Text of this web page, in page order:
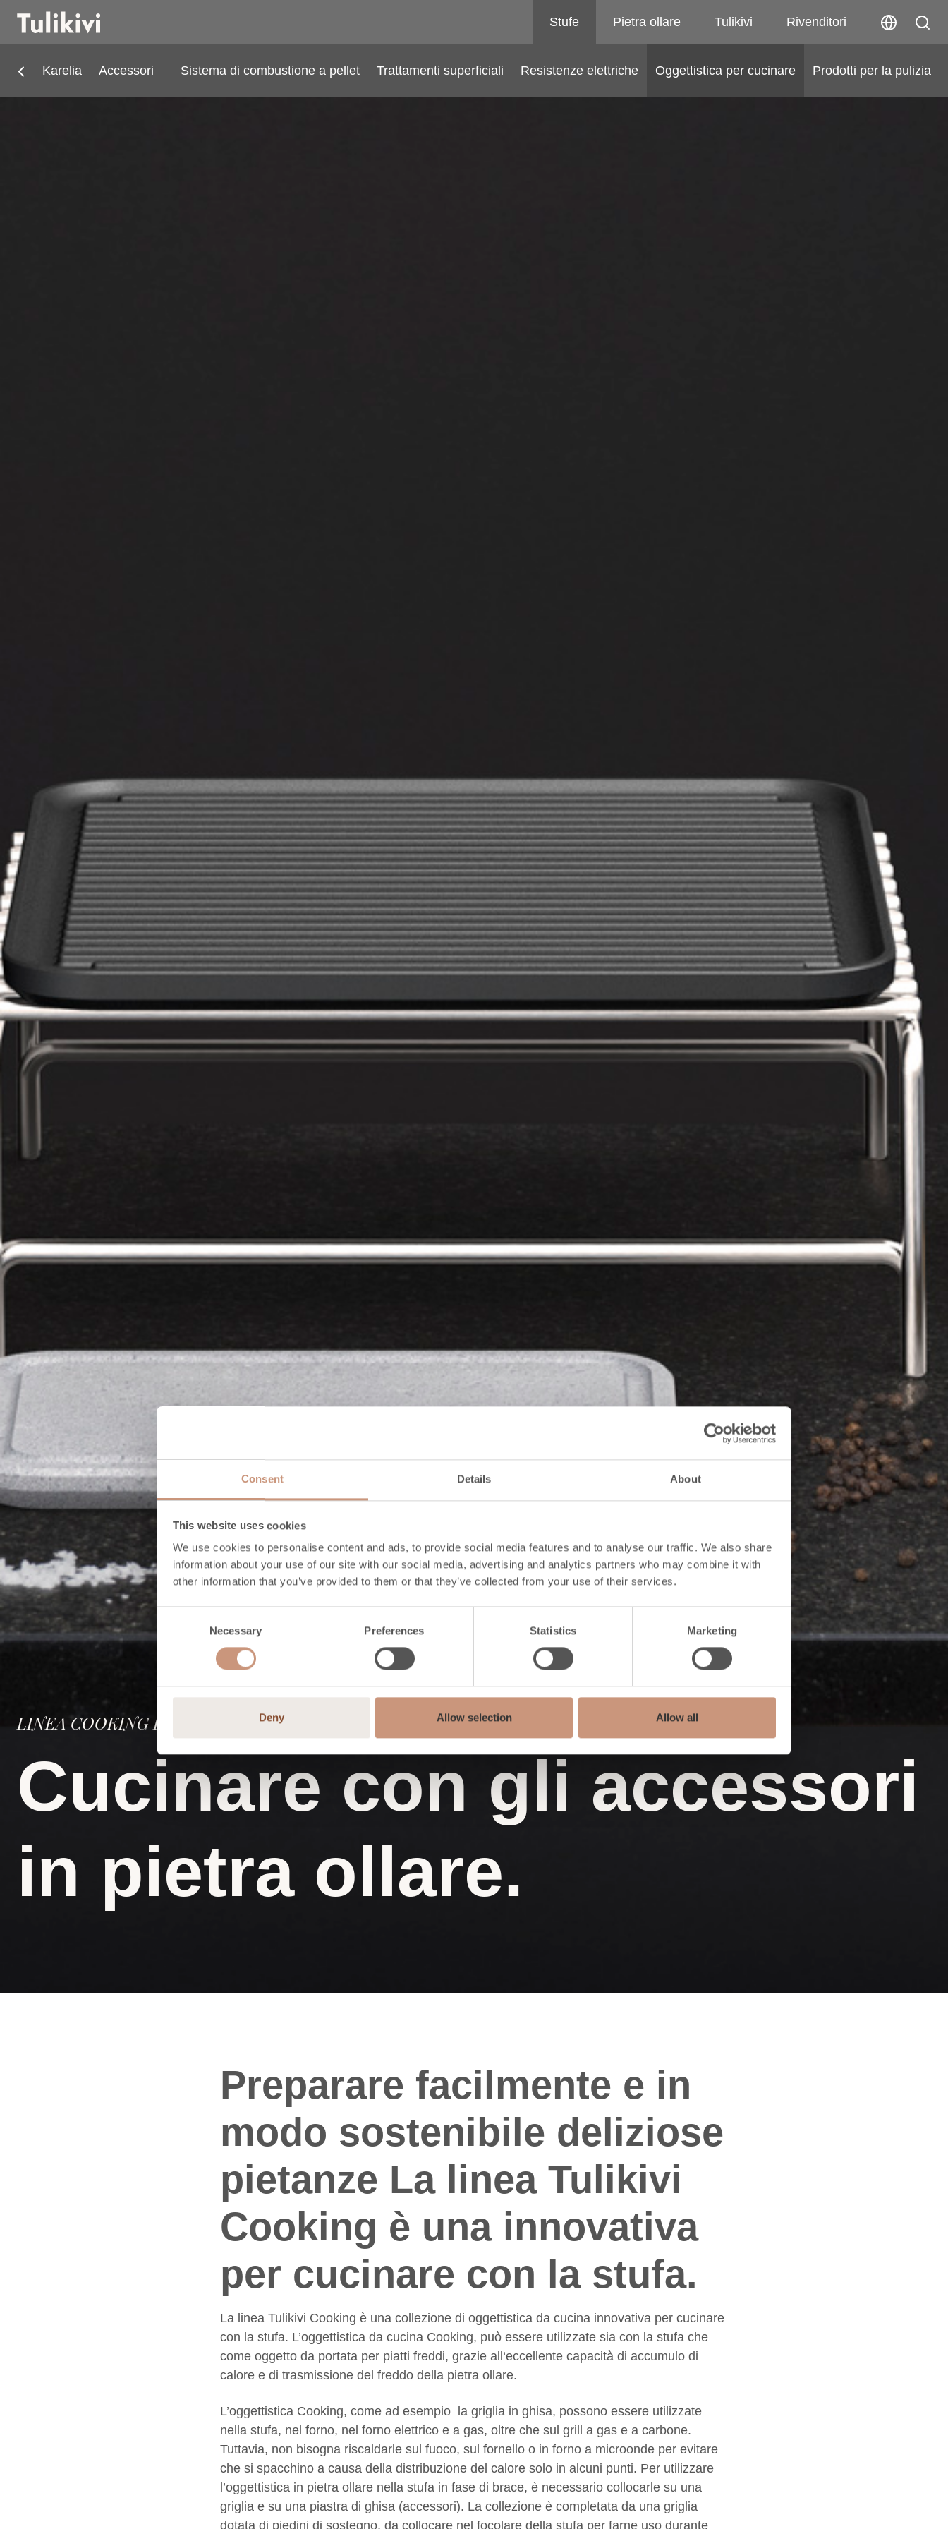
Consent Details About
This website uses cookies
We use cookies to personalise content and ads, to provide social media features and to analyse our traffic. We also share
information about your use of our site with our social media, advertising and analytics partners who may combine it with
other information that you’ve provided to them or that they’ve collected from your use of their services.
Selection
Necessary Preferences Statistics Marketing
Deny Allow selection Allow all
Stufe Pietra ollare Tulikivi Rivenditori
Karelia Accessori Sistema di combustione a pellet Trattamenti superficiali Resistenze elettriche Oggettistica per cucinare Prodotti per la pulizia
LINEA COOKING PER CUCINARE
Cucinare con gli accessori
in pietra ollare.
Preparare facilmente e in
modo sostenibile deliziose
pietanze La linea Tulikivi
Cooking è una innovativa
per cucinare con la stufa.
La linea Tulikivi Cooking è una collezione di oggettistica da cucina innovativa per cucinare
con la stufa. L’oggettistica da cucina Cooking, può essere utilizzate sia con la stufa che
come oggetto da portata per piatti freddi, grazie all‘eccellente capacità di accumulo di
calore e di trasmissione del freddo della pietra ollare.
L’oggettistica Cooking, come ad esempio la griglia in ghisa, possono essere utilizzate
nella stufa, nel forno, nel forno elettrico e a gas, oltre che sul grill a gas e a carbone.
Tuttavia, non bisogna riscaldarle sul fuoco, sul fornello o in forno a microonde per evitare
che si spacchino a causa della distribuzione del calore solo in alcuni punti. Per utilizzare
l’oggettistica in pietra ollare nella stufa in fase di brace, è necessario collocarle su una
griglia e su una piastra di ghisa (accessori). La collezione è completata da una griglia
dotata di piedini di sostegno, da collocare nel focolare della stufa per farne uso durante